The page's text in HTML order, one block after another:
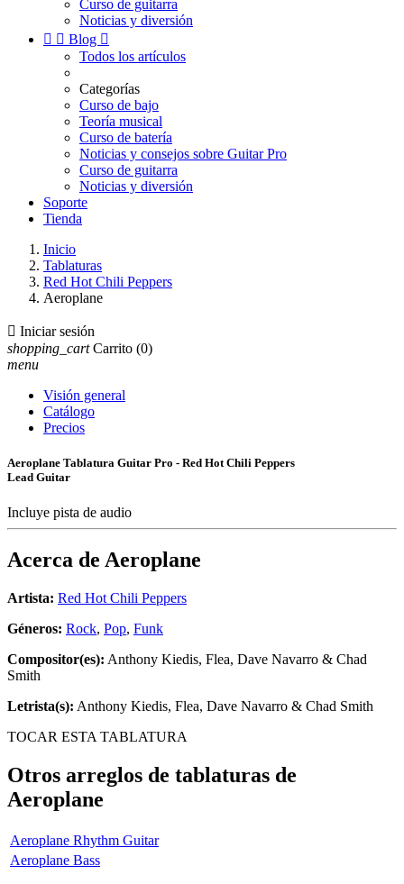
Curso de guitarra
Noticias y diversión
  Blog 
Todos los artículos
Categorías
Curso de bajo
Teoría musical
Curso de batería
Noticias y consejos sobre Guitar Pro
Curso de guitarra
Noticias y diversión
Soporte
Tienda
Inicio
Tablaturas
Red Hot Chili Peppers
Aeroplane
 Iniciar sesión
shopping_cart Carrito (0)
menu
Visión general
Catálogo
Precios
Aeroplane Tablatura Guitar Pro - Red Hot Chili Peppers
Lead Guitar
Incluye pista de audio
Acerca de Aeroplane
Artista: Red Hot Chili Peppers
Géneros: Rock, Pop, Funk
Compositor(es): Anthony Kiedis, Flea, Dave Navarro & Chad
Smith
Letrista(s): Anthony Kiedis, Flea, Dave Navarro & Chad Smith
TOCAR ESTA TABLATURA
Otros arreglos de tablaturas de
Aeroplane
Aeroplane Rhythm Guitar
Aeroplane Bass